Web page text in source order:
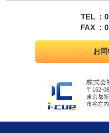
TEL ：
FAX ：
お
株式会
〒162-
東京都
市谷左